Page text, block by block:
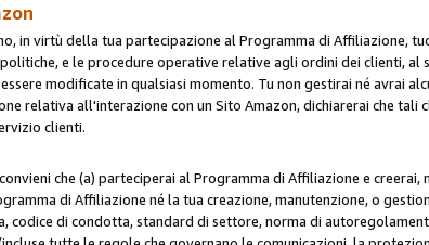
in virtù della tua partecipazione al Programma di Affiliazione,
e le procedure operative relative agli ordini dei clienti,
modificate in qualsiasi momento. Tu non gestirai né avrai
relativa all'interazione con un Sito Amazon, dichiarerai che
clienti.
che (a) parteciperai al Programma di Affiliazione e
di Affiliazione né la tua creazione, manutenzione, o
codice di condotta, standard di settore, norma di